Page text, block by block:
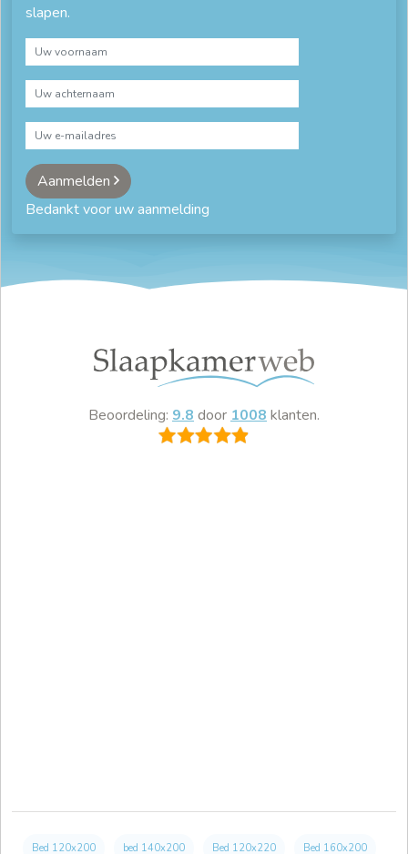
slapen.
Aanmelden
Bedankt voor uw aanmelding
Beoordeling: 9.8 door 1008 klanten.
Bed 120x200 bed 140x200 Bed 120x220 Bed 160x200